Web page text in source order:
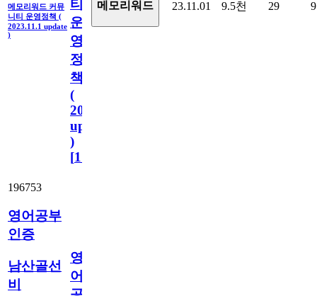
메모리워드 커뮤
니티 운영정책 (
2023.11.1 update
)
티
운
영
정
책
(
2023.11.1
update
)
[110
메모리워드 23.11.01 9.5천 29 9
196753
영어공부
인증
남산골선
비
영
어